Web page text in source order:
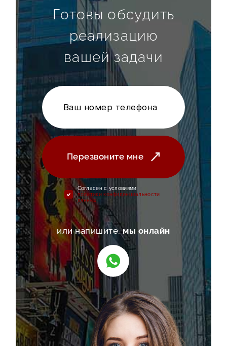
Готовы обсудить
реализацию
вашей задачи
Перезвоните мне
Cогласен с условиями
политики конфиденциальности
данных
или напишите,мы онлайн